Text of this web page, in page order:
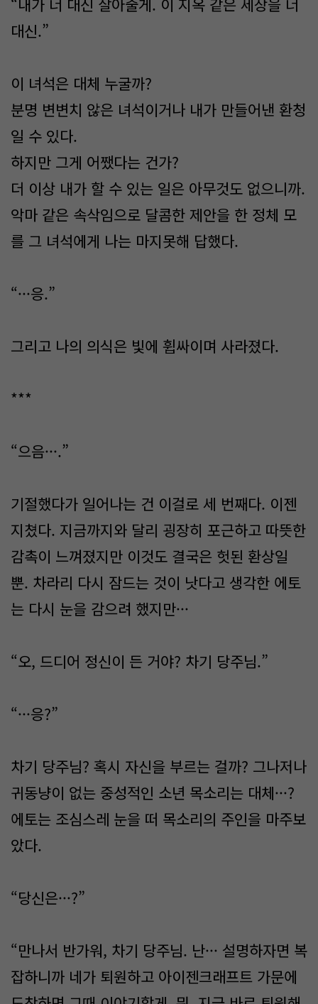
“내가 너 대신 살아줄게. 이 지옥 같은 세상을 너
대신.”
이 녀석은 대체 누굴까?
분명 변변치 않은 녀석이거나 내가 만들어낸 환청
일 수 있다.
하지만 그게 어쨌다는 건가?
더 이상 내가 할 수 있는 일은 아무것도 없으니까.
악마 같은 속삭임으로 달콤한 제안을 한 정체 모
를 그 녀석에게 나는 마지못해 답했다.
“···응.”
그리고 나의 의식은 빛에 휩싸이며 사라졌다.
***
“으음···.”
기절했다가 일어나는 건 이걸로 세 번째다. 이젠
지쳤다. 지금까지와 달리 굉장히 포근하고 따뜻한
감촉이 느껴졌지만 이것도 결국은 헛된 환상일
뿐. 차라리 다시 잠드는 것이 낫다고 생각한 에토
는 다시 눈을 감으려 했지만···
“오, 드디어 정신이 든 거야? 차기 당주님.”
“···응?”
차기 당주님? 혹시 자신을 부르는 걸까? 그나저나
귀동냥이 없는 중성적인 소년 목소리는 대체···?
에토는 조심스레 눈을 떠 목소리의 주인을 마주보
았다.
“당신은···?”
“만나서 반가워, 차기 당주님. 난··· 설명하자면 복
잡하니까 네가 퇴원하고 아이젠크래프트 가문에